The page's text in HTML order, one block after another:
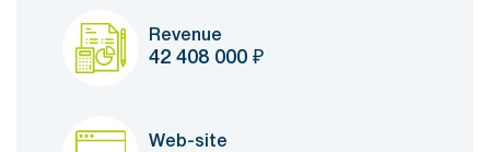
Revenue
42 408 000 ₽
Web-site